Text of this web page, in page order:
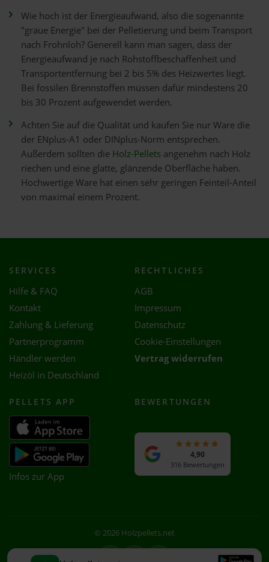
Wie hoch ist der Energieaufwand, also die sogenannte
"graue Energie" bei der Pelletierung und beim Transport
nach Frohnloh? Generell kann man sagen, dass der
Energieaufwand je nach Rohstoffbeschaffenheit und
Transportentfernung bei 2 bis 5% des Heizwertes liegt.
Bei fossilen Brennstoffen müssen dafür mindestens 20
bis 30 Prozent aufgewendet werden.
Achten Sie auf die Qualität und kaufen Sie nur Ware die
der ENplus-A1 oder DINplus-Norm entsprechen.
Außerdem sollten die Holz-Pellets angenehm nach Holz
riechen und eine glatte, glänzende Oberfläche haben.
Hochwertige Ware hat einen sehr geringen Feinteil-Anteil
von maximal einem Prozent.
SERVICES
Hilfe & FAQ
Kontakt
Zahlung & Lieferung
Partnerprogramm
Händler werden
Heizöl in Deutschland
RECHTLICHES
AGB
Impressum
Datenschutz
Cookie-Einstellungen
Vertrag widerrufen
PELLETS APP
Infos zur App
BEWERTUNGEN
4,90
316 Bewertungen
© 2026 Holzpellets.net